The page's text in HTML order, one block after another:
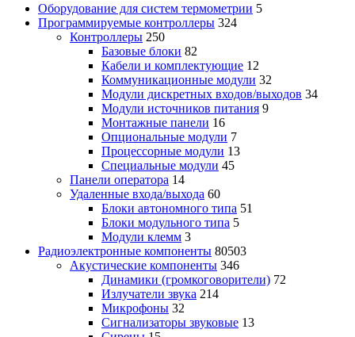
Оборудование для систем термометрии 5
Программируемые контроллеры 324
Контроллеры 250
Базовые блоки 82
Кабели и комплектующие 12
Коммуникационные модули 32
Модули дискретных входов/выходов 34
Модули источников питания 9
Монтажные панели 16
Опциональные модули 7
Процессорные модули 13
Специальные модули 45
Панели оператора 14
Удаленные входа/выхода 60
Блоки автономного типа 51
Блоки модульного типа 5
Модули клемм 3
Радиоэлектронные компоненты 80503
Акустические компоненты 346
Динамики (громкоговорители) 72
Излучатели звука 214
Микрофоны 32
Сигнализаторы звуковые 13